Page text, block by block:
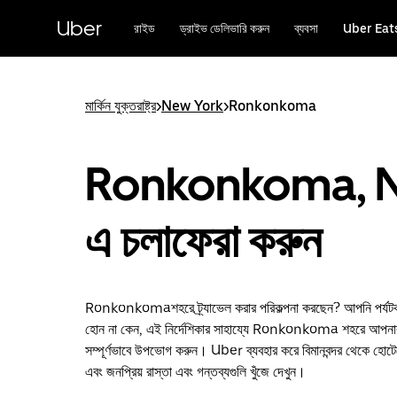
বিষয়সূচিতে
Uber রাইড ড্রাইভ ডেলিভারি করুন ব্যবসা Uber
মার্কিন যুক্তরাষ্ট্র>New York>Ronkonkoma
Ronkonkoma,
এ চলাফেরা করুন
Ronkonkomaশহরে ট্র্যাভেল করার পরিকল্পনা করছেন? আপনি পর্যটক
হোন না কেন, এই নির্দেশিকার সাহায্যে Ronkonkoma শহরে
সম্পূর্ণভাবে উপভোগ করুন। Uber ব্যবহার করে বিমানবন্দর থেকে
এবং জনপ্রিয় রাস্তা এবং গন্তব্যগুলি খুঁজে দেখুন।